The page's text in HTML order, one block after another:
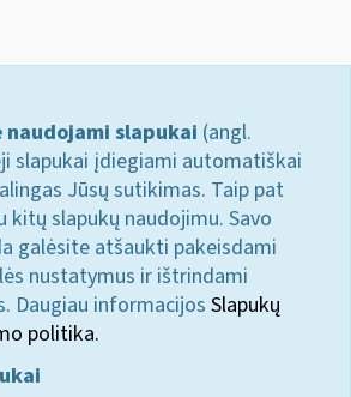
naudojami slapukai (angl.
slapukai įdiegiami automatiškai
Jūsų sutikimas. Taip pat
slapukų naudojimu. Savo
galėsite atšaukti pakeisdami
nustatymus ir ištrindami
Daugiau informacijos Slapukų
politika.